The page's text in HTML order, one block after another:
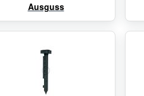
Ausguss